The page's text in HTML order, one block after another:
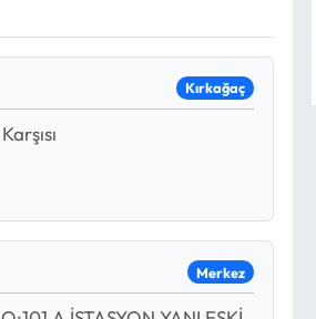
Kırkağaç
Merkez